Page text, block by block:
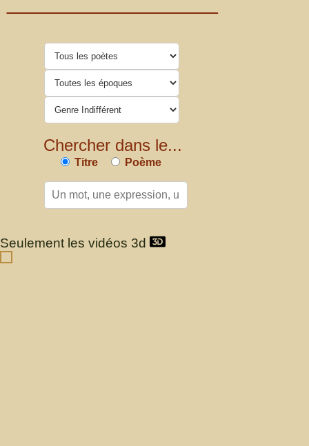
Chercher dans le...
Titre Poème
Seulement les vidéos 3d